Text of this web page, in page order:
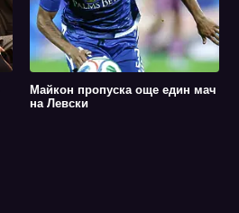
Майкон пропуска още един мач
на Левски